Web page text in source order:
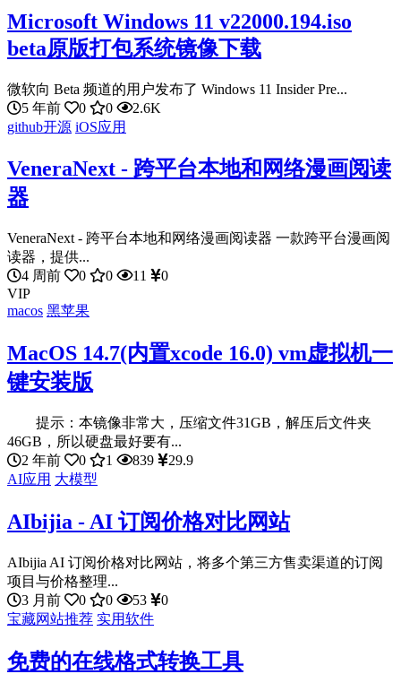
Microsoft Windows 11 v22000.194.iso
beta原版打包系统镜像下载
微软向 Beta 频道的用户发布了 Windows 11 Insider Pre...
5 年前
0 0
2.6K
github开源 iOS应用
VeneraNext - 跨平台本地和网络漫画阅读
器
VeneraNext - 跨平台本地和网络漫画阅读器 一款跨平台漫画阅
读器，提供...
4 周前
0 0 11
0
VIP
macos 黑苹果
MacOS 14.7(内置xcode 16.0) vm虚拟机一
键安装版
提示：本镜像非常大，压缩文件31GB，解压后文件夹
46GB，所以硬盘最好要有...
2 年前
0 1 839
29.9
AI应用 大模型
AIbijia - AI 订阅价格对比网站
AIbijia AI 订阅价格对比网站，将多个第三方售卖渠道的订阅
项目与价格整理...
3 月前
0 0 53
0
宝藏网站推荐 实用软件
免费的在线格式转换工具